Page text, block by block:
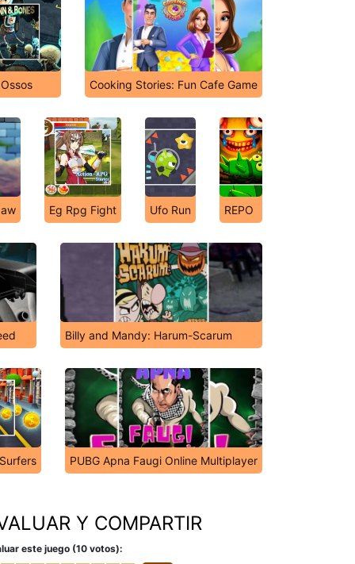
Cooking Stories: Fun Cafe Game
Eg Rpg Fight Ufo Run REPO
Billy and Mandy: Harum-Scarum
PUBG Apna Faugi Online Multiplayer
Y COMPARTIR
este juego (10 votos):